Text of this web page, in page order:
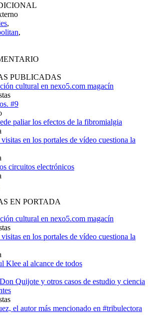
,
,
PUBLICADAS
cultural en nexo5.com magacín
#9
paliar los efectos de la fibromialgia
en los portales de vídeo cuestiona la
circuitos electrónicos
EN PORTADA
cultural en nexo5.com magacín
en los portales de vídeo cuestiona la
Klee al alcance de todos
Quijote y otros casos de estudio y ciencia
el autor más mencionado en #tribulectora